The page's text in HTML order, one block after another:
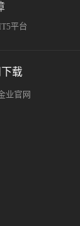
平台
载
业官网